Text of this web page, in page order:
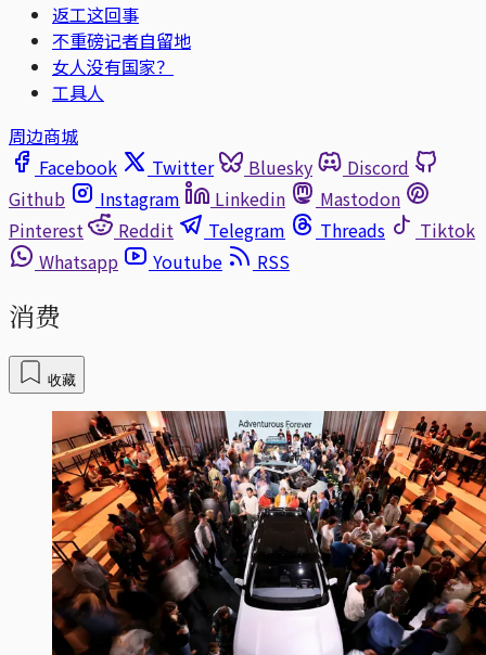
返工这回事
不重磅记者自留地
女人没有国家？
工具人
周边商城
Facebook
Twitter Bluesky
Discord
Github
Instagram Linkedin
Mastodon
Pinterest
Reddit Telegram Threads
Tiktok
Whatsapp
Youtube RSS
消费
收藏